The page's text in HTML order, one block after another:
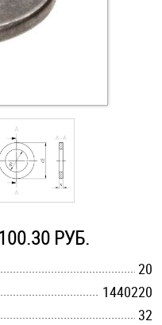
резьбой
резьбой
яхт
РУБ.
20
1440220
32